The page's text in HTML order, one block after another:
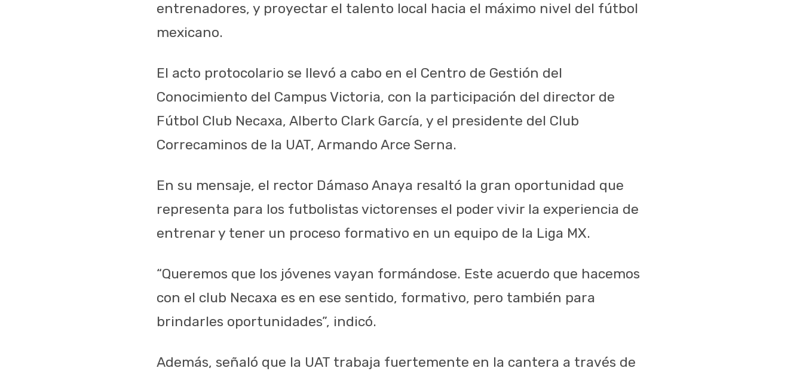
entrenadores, y proyectar el talento local hacia el máximo nivel del fútbol
mexicano.
El acto protocolario se llevó a cabo en el Centro de Gestión del
Conocimiento del Campus Victoria, con la participación del director de
Fútbol Club Necaxa, Alberto Clark García, y el presidente del Club
Correcaminos de la UAT, Armando Arce Serna.
En su mensaje, el rector Dámaso Anaya resaltó la gran oportunidad que
representa para los futbolistas victorenses el poder vivir la experiencia de
entrenar y tener un proceso formativo en un equipo de la Liga MX.
“Queremos que los jóvenes vayan formándose. Este acuerdo que hacemos
con el club Necaxa es en ese sentido, formativo, pero también para
brindarles oportunidades”, indicó.
Además, señaló que la UAT trabaja fuertemente en la cantera a través de